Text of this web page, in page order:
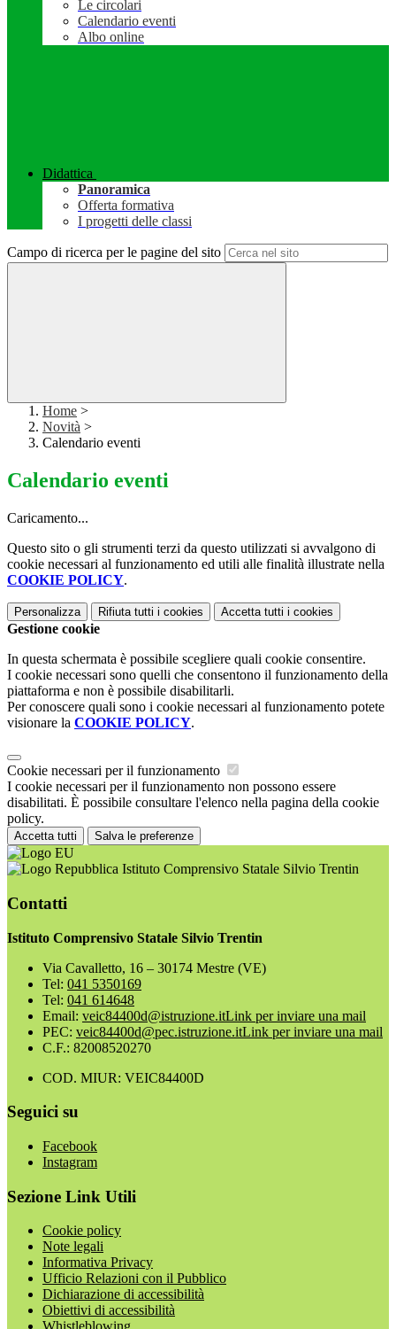
Le circolari
Calendario eventi
Albo online
Didattica
Panoramica
Offerta formativa
I progetti delle classi
Campo di ricerca per le pagine del sito
Home >
Novità >
Calendario eventi
Calendario eventi
Caricamento...
Questo sito o gli strumenti terzi da questo utilizzati si avvalgono di
cookie necessari al funzionamento ed utili alle finalità illustrate nella
COOKIE POLICY.
Personalizza Rifiuta tutti i cookies Accetta tutti i cookies
Gestione cookie
In questa schermata è possibile scegliere quali cookie consentire.
I cookie necessari sono quelli che consentono il funzionamento della
piattaforma e non è possibile disabilitarli.
Per conoscere quali sono i cookie necessari al funzionamento potete
visionare la COOKIE POLICY.
Cookie necessari per il funzionamento
I cookie necessari per il funzionamento non possono essere
disabilitati. È possibile consultare l'elenco nella pagina della cookie
policy.
Accetta tutti Salva le preferenze
Istituto Comprensivo Statale Silvio Trentin
Contatti
Istituto Comprensivo Statale Silvio Trentin
Via Cavalletto, 16 – 30174 Mestre (VE)
Tel: 041 5350169
Tel: 041 614648
Email: veic84400d@istruzione.itLink per inviare una mail
PEC: veic84400d@pec.istruzione.itLink per inviare una mail
C.F.: 82008520270
COD. MIUR: VEIC84400D
Seguici su
Facebook
Instagram
Sezione Link Utili
Cookie policy
Note legali
Informativa Privacy
Ufficio Relazioni con il Pubblico
Dichiarazione di accessibilità
Obiettivi di accessibilità